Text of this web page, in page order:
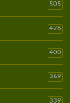
505
426
400
369
339